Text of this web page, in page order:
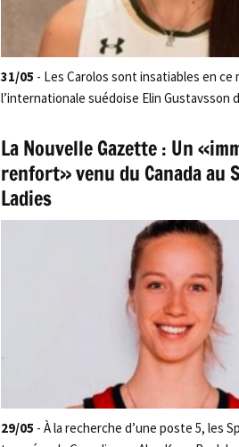
31/05 - Les Carolos sont insatiables en ce
l’internationale suédoise Elin Gustavsson
La Nouvelle Gazette : Un
renfort» venu du Canada au
Ladies
29/05 - À la recherche d’une poste 5, les